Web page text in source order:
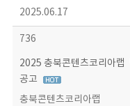
2025.06.17
736
2025 충북콘텐츠코리아랩
공고
충북콘텐츠코리아랩